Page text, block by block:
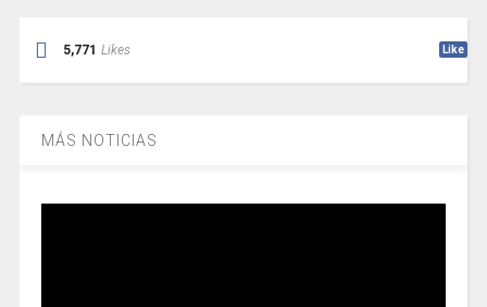
5,771 Likes Like
MÁS NOTICIAS